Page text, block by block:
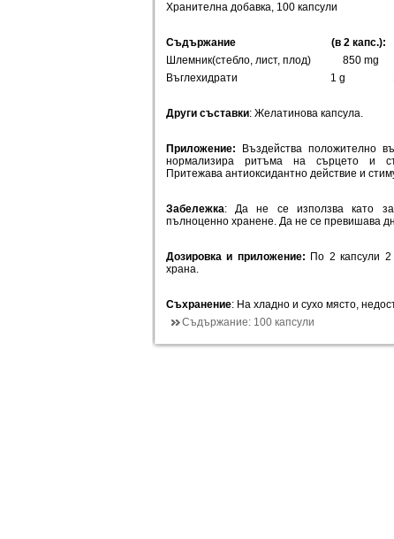
Хранителна добавка, 100 капсули
Съдържание (в 2капс.):
Шлемник(стебло, лист, плод) 850
Въглехидрати 1 g 1
Други съставки: Желатинова капсула.
Приложение: Въздейства положително
нормализира ритъма на сърцето и
Притежава антиоксидантно действие и
Забележка: Да не се използва като
пълноценно хранене. Да не се превишава
Дозировка и приложение: По 2 капсули
храна.
Съхранение: На хладно и сухо място,
Съдържание:100 капсули